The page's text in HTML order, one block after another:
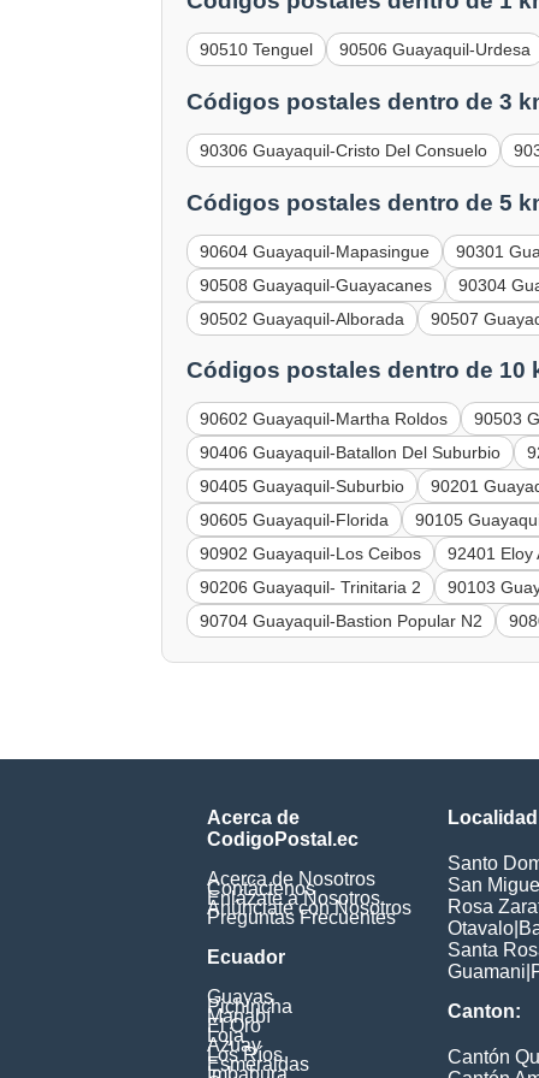
90510 Tenguel 90506 Guayaquil-Urdesa
Códigos postales dentro de 3
90306 Guayaquil-Cristo Del Consuelo
Códigos postales dentro de 5
90604 Guayaquil-Mapasingue
90301
90508 Guayaquil-Guayacanes
90304
90502 Guayaquil-Alborada
90507
Códigos postales dentro de 10
90602 Guayaquil-Martha Roldos
90503
90406 Guayaquil-Batallon Del Suburbio
90405 Guayaquil-Suburbio
90201
90605 Guayaquil-Florida
90105
90902 Guayaquil-Los Ceibos
92401 Eloy
90206 Guayaquil- Trinitaria 2
90103
90704 Guayaquil-Bastion Popular N2
Acerca de
CodigoPostal.ec
Acerca de Nosotros
Contáctenos
Enlázate a Nosotros
Anúnciate con Nosotros
Preguntas Frecuentes
Ecuador
Guayas
Pichincha
Manabí
El Oro
Loja
Azuay
Los Ríos
Esmeraldas
Santo
San
Rosa
Otavalo
Santa
Guamani
Canton:
Cantón